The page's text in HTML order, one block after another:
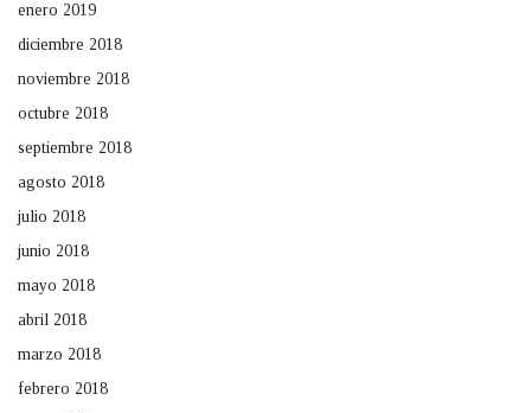
enero 2019
diciembre 2018
noviembre 2018
octubre 2018
septiembre 2018
agosto 2018
julio 2018
junio 2018
mayo 2018
abril 2018
marzo 2018
febrero 2018